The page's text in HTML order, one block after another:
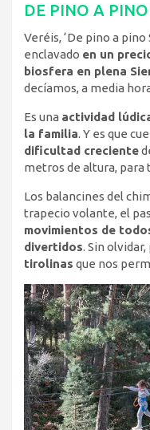
DE PINO A
Veréis, ‘De pino a
enclavado en un
biosfera en plena
decíamos, a media
Es una actividad
la familia. Y es que
dificultad creciente
metros de altura, para
Los balancines del
trapecio volante, el
movimientos de
divertidos. Sin
tirolinas que nos